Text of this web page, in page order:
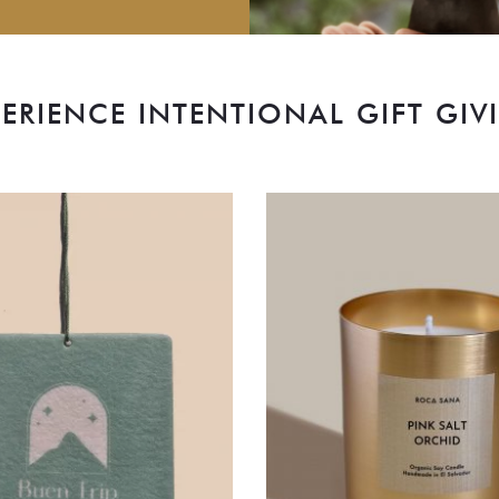
INTENTIONAL GIFT